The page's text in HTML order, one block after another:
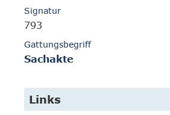
Signatur
793
Gattungsbegriff
Sachakte
Links